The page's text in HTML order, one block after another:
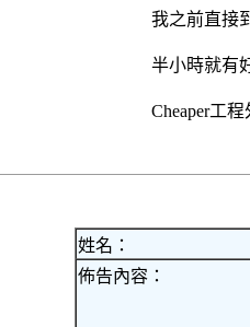
我之前直接
半小時就有
Cheaper工程
姓名：
佈告內容：